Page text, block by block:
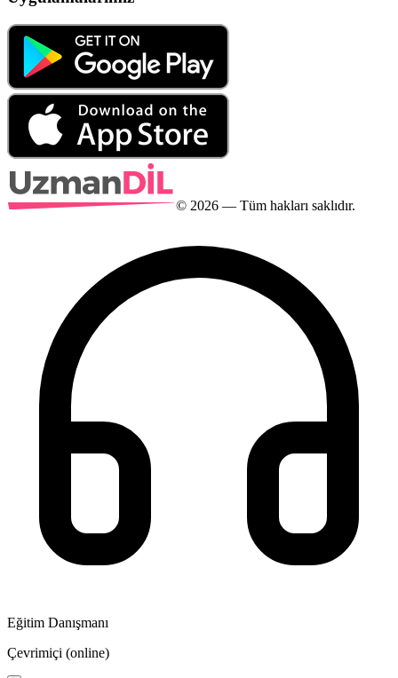
© 2026 — Tüm hakları saklıdır.
Eğitim Danışmanı
Çevrimiçi (online)